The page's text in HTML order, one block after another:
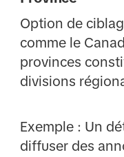
Option de
comme le
provinces
divisions
Exemple : Un
diffuser des